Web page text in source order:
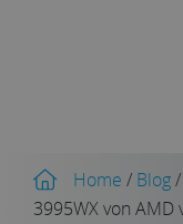
Home / Blog/
3995WX von